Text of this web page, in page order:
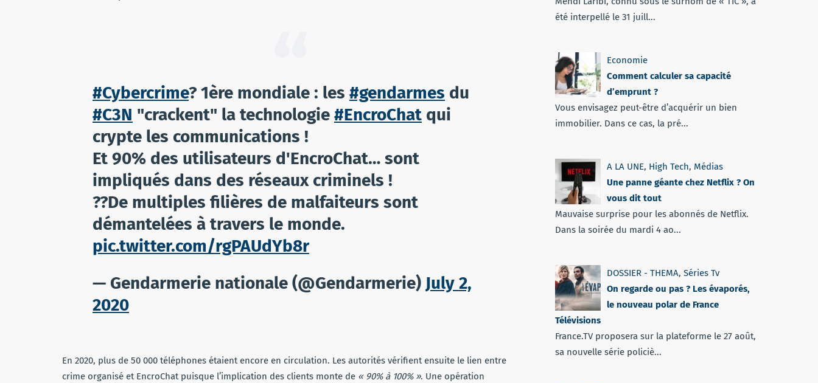
#Cybercrime? 1ère mondiale : les #gendarmes du
#C3N "crackent" la technologie #EncroChat qui
crypte les communications !
Et 90% des utilisateurs d'EncroChat… sont
impliqués dans des réseaux criminels !
??De multiples filières de malfaiteurs sont
démantelées à travers le monde.
pic.twitter.com/rgPAUdYb8r
— Gendarmerie nationale (@Gendarmerie) July 2,
2020
En 2020, plus de 50 000 téléphones étaient encore en circulation. Les autorités vérifient ensuite le lien entre
crime organisé et EncroChat puisque l’implication des clients monte de « 90% à 100% ». Une opération
été interpellé le 31 juill...
Economie
Comment calculer sa capacité
d’emprunt ?
Vous envisagez peut-être d’acquérir un bien
immobilier. Dans ce cas, la pré...
A LA UNE, High Tech, Médias
Une panne géante chez Netflix ? On
vous dit tout
Mauvaise surprise pour les abonnés de Netflix.
Dans la soirée du mardi 4 ao...
DOSSIER - THEMA, Séries Tv
On regarde ou pas ? Les évaporés,
le nouveau polar de France
Télévisions
France.TV proposera sur la plateforme le 27 août,
sa nouvelle série policiè...